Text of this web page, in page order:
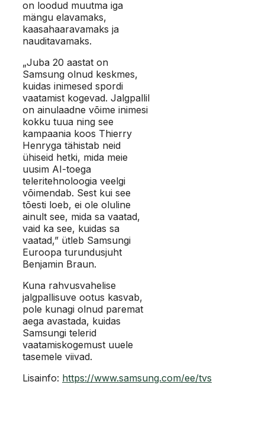
on loodud muutma iga
mängu elavamaks,
kaasahaaravamaks ja
nauditavamaks.
„Juba 20 aastat on
Samsung olnud keskmes,
kuidas inimesed spordi
vaatamist kogevad. Jalgpallil
on ainulaadne võime inimesi
kokku tuua ning see
kampaania koos Thierry
Henryga tähistab neid
ühiseid hetki, mida meie
uusim AI-toega
teleritehnoloogia veelgi
võimendab. Sest kui see
tõesti loeb, ei ole oluline
ainult see, mida sa vaatad,
vaid ka see, kuidas sa
vaatad,” ütleb Samsungi
Euroopa turundusjuht
Benjamin Braun.
Kuna rahvusvahelise
jalgpallisuve ootus kasvab,
pole kunagi olnud paremat
aega avastada, kuidas
Samsungi telerid
vaatamiskogemust uuele
tasemele viivad.
Lisainfo: https://www.samsung.com/ee/tvs